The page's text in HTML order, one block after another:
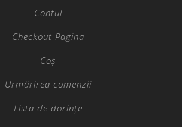
Contul
Checkout Pagina
Coș
Urmărirea comenzii
Lista de dorințe